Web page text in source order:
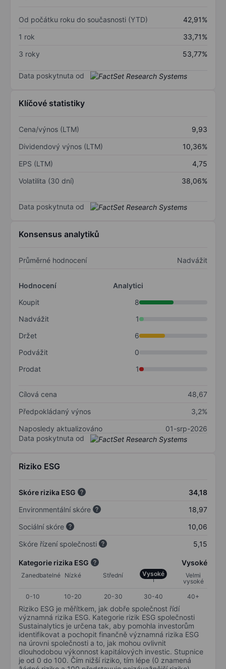
Od počátku roku do současnosti (YTD)
42,91%
1 rok
33,71%
3 roky
53,77%
Data poskytnuta od
Klíčové statistiky
Cena/výnos (LTM)
9,93
Dividendový výnos (LTM)
10,36%
EPS (LTM)
4,75
Volatilita (30 dní)
38,06%
Data poskytnuta od
Konsensus analytiků
Průměrné hodnocení Nadvážit
Hodnocení
Analytici
Koupit
8
Nadvážit
1
Držet
6
Podvážit
0
Prodat
1
Cílová cena
48,67
Předpokládaný výnos
3,2%
Naposledy aktualizováno
01-srp-2026
Data poskytnuta od
Riziko ESG
Skóre rizika ESG
34,18
Environmentální skóre
18,97
Sociální skóre
10,06
Skóre řízení společnosti
5,15
Kategorie rizika ESG Vysoké
Zanedbatelné Nízké Střední Vysoké
Velmi
vysoké
0-10
10-20 20-30 30-40 40+
Riziko ESG je měřítkem, jak dobře společnost řídí
významná rizika ESG. Kategorie rizik ESG společnosti
Sustainalytics je určena tak, aby pomohla investorům
identifikovat a pochopit finančně významná rizika ESG
na úrovni společnosti a to, jak mohou ovlivnit
dlouhodobou výkonnost kapitálových investic. Stupnice
je od 0 do 100. Čím nižší riziko, tím lépe (0 znamená